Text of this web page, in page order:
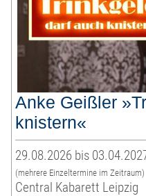
Anke Geißler
knistern«
29.08.2026 bis
(mehrere Einzeltermine im Zeitraum)
Central Kabarett Leipzig